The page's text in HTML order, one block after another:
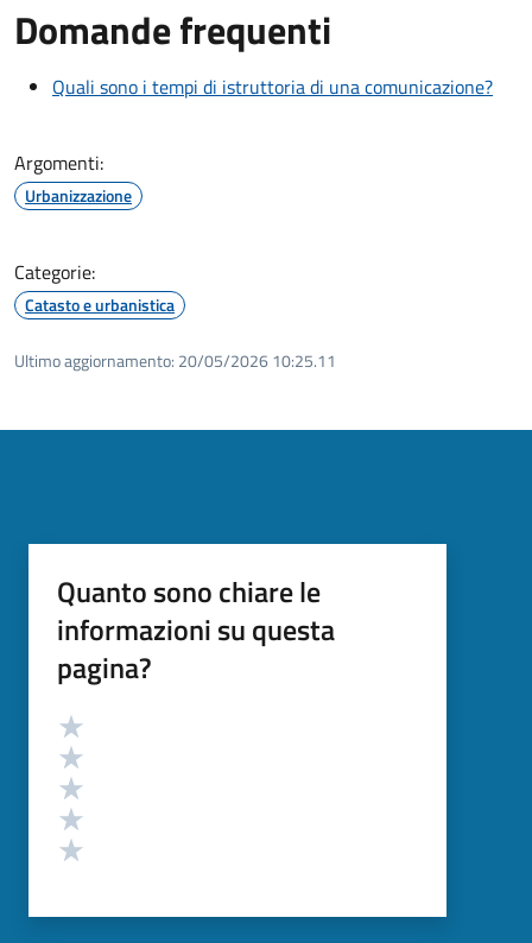
Domande frequenti
Quali sono i tempi di istruttoria di una comunicazione?
Argomenti:
Urbanizzazione
Categorie:
Catasto e urbanistica
Ultimo aggiornamento: 20/05/2026 10:25.11
Quanto sono chiare le
informazioni su questa
pagina?
Valutazione